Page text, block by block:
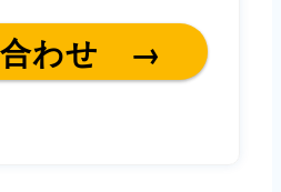
合わせ →